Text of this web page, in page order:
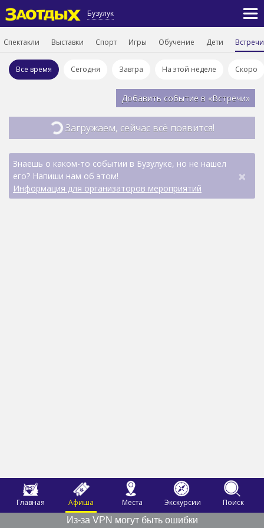
Бузулук
Главная Афиша Места Экскурсии
Поиск
Из-за VPN могут быть ошибки
Спектакли Выставки Спорт Игры Обучение Дети Встречи
Все время Сегодня Завтра На этой неделе Скоро
Добавить событие в «Встречи»
Загружаем, сейчас всё появится!
Знаешь о каком-то событии в Бузулуке, но не нашел
его? Напиши нам об этом!
Информация для организаторов мероприятий
×